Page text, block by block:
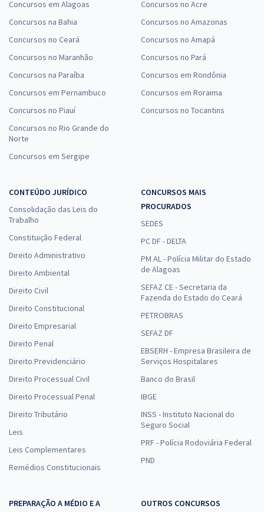
Concursos em Alagoas
Concursos na Bahia
Concursos no Ceará
Concursos no Maranhão
Concursos na Paraíba
Concursos em Pernambuco
Concursos no Piauí
Concursos no Rio Grande do
Norte
Concursos em Sergipe
Concursos no Acre
Concursos no Amazonas
Concursos no Amapá
Concursos no Pará
Concursos em Rondônia
Concursos em Roraima
Concursos no Tocantins
CONTEÚDO JURÍDICO
Consolidação das Leis do
Trabalho
Constituição Federal
Direito Administrativo
Direito Ambiental
Direito Civil
Direito Constitucional
Direito Empresarial
Direito Penal
Direito Previdenciário
Direito Processual Civil
Direito Processual Penal
Direito Tributário
Leis
Leis Complementares
Remédios Constitucionais
CONCURSOS MAIS
PROCURADOS
SEDES
PC DF - DELTA
PM AL - Polícia Militar do Estado
de Alagoas
SEFAZ CE - Secretaria da
Fazenda do Estado do Ceará
PETROBRAS
SEFAZ DF
EBSERH - Empresa Brasileira de
Serviços Hospitalares
Banco do Brasil
IBGE
INSS - Instituto Nacional do
Seguro Social
PRF - Polícia Rodoviária Federal
PND
PREPARAÇÃO A MÉDIO E A
OUTROS CONCURSOS